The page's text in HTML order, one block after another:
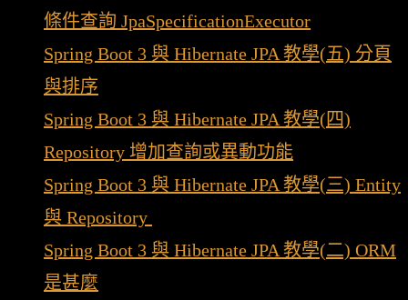
條件查詢 JpaSpecificationExecutor
Spring Boot 3 與 Hibernate JPA 教學(五) 分頁
與排序
Spring Boot 3 與 Hibernate JPA 教學(四)
Repository 增加查詢或異動功能
Spring Boot 3 與 Hibernate JPA 教學(三) Entity
與 Repository
Spring Boot 3 與 Hibernate JPA 教學(二) ORM
是甚麼